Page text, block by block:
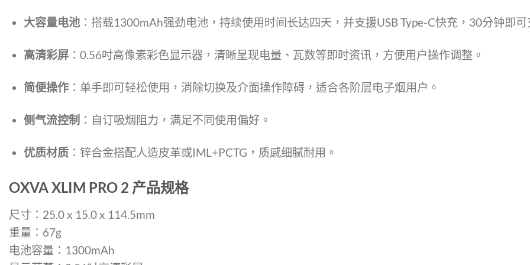
大容量电池：搭载1300mAh强劲电池，持续使用时间长达四天，并支援USB Type-C快充，30分钟即可
高清彩屏：0.56吋高像素彩色显示器，清晰呈现电量、瓦数等即时资讯，方便用户操作调整。
简便操作：单手即可轻松使用，消除切换及介面操作障碍，适合各阶层电子烟用户。
侧气流控制 ：自订吸烟阻力，满足不同使用偏好。
优质材质：锌合金搭配人造皮革或IML+PCTG，质感细腻耐用。
OXVA XLIM PRO 2 产品规格
尺寸：25.0 x 15.0 x 114.5mm
重量：67g
电池容量：1300mAh